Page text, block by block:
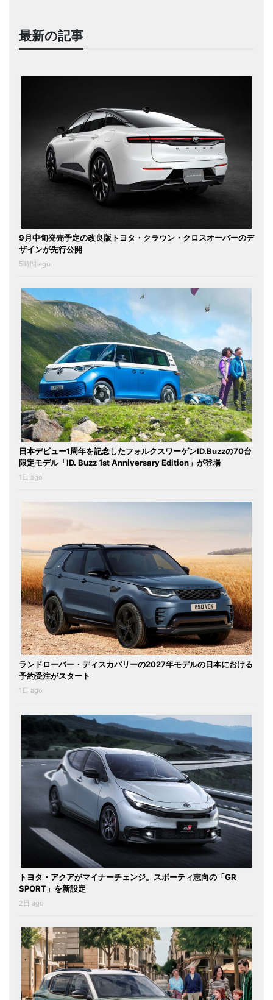
最新の記事
9月中旬発売予定の改良版トヨタ・クラウン・クロスオーバーのデ
ザインが先行公開
5時間 ago
日本デビュー1周年を記念したフォルクスワーゲンID.Buzzの70台
限定モデル「ID. Buzz 1st Anniversary Edition」が登場
1日 ago
ランドローバー・ディスカバリーの2027年モデルの日本における
予約受注がスタート
1日 ago
トヨタ・アクアがマイナーチェンジ。スポーティ志向の「GR
SPORT」を新設定
2日 ago